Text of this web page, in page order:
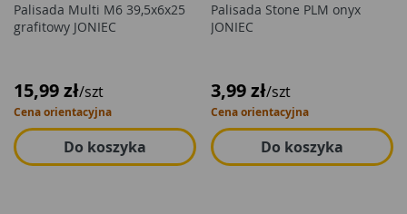
Palisada Multi M6 39,5x6x25
grafitowy JONIEC
15,99 zł/szt
Cena orientacyjna
Do koszyka
Palisada Stone PLM onyx
JONIEC
3,99 zł/szt
Cena orientacyjna
Do koszyka